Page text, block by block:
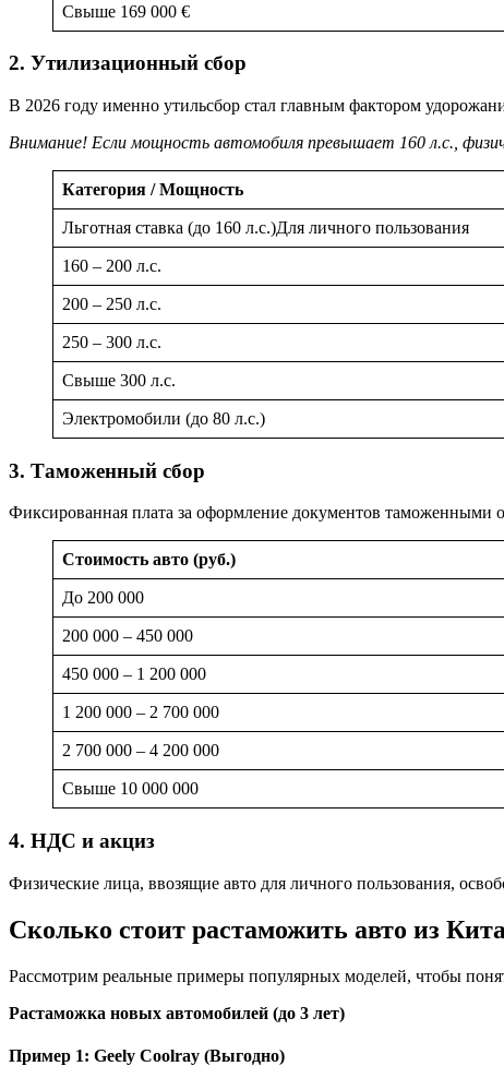
Свыше 169 000 €
2. Утилизационный сбор
В 2026 году именно утильсбор стал главным фактором
Внимание! Если мощность автомобиля превышает 160 л.с.,
Категория / Мощность
Льготная ставка (до 160 л.с.)Для личного пользования
160 – 200 л.с.
200 – 250 л.с.
250 – 300 л.с.
Свыше 300 л.с.
Электромобили (до 80 л.с.)
3. Таможенный сбор
Фиксированная плата за оформление документов таможенными
Стоимость авто (руб.)
До 200 000
200 000 – 450 000
450 000 – 1 200 000
1 200 000 – 2 700 000
2 700 000 – 4 200 000
Свыше 10 000 000
4. НДС и акциз
Физические лица, ввозящие авто для личного пользования,
Сколько стоит растаможить авто из
Рассмотрим реальные примеры популярных моделей, чтобы
Растаможка новых автомобилей (до 3 лет)
Пример 1: Geely Coolray (Выгодно)